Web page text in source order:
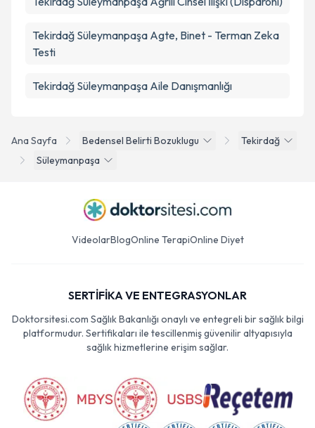
Ana Sayfa Bedensel Belirti Bozuklugu
Tekirdağ
Süleymanpaşa
Tekirdağ Süleymanpaşa Ağrılı Cinsel İlişki (Disparoni)
Tekirdağ Süleymanpaşa Agte, Binet - Terman Zeka
Testi
Tekirdağ Süleymanpaşa Aile Danışmanlığı
Videolar Blog Online Terapi Online Diyet
SERTİFİKA VE ENTEGRASYONLAR
Doktorsitesi.com Sağlık Bakanlığı onaylı ve entegreli bir sağlık bilgi
platformudur. Sertifikaları ile tescillenmiş güvenilir altyapısıyla
sağlık hizmetlerine erişim sağlar.